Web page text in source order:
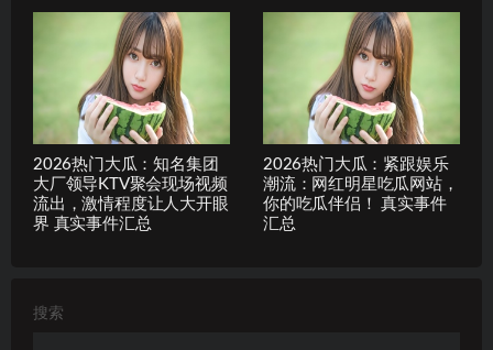
2026热门大瓜：知名集团
大厂领导KTV聚会现场视频
流出，激情程度让人大开眼
界 真实事件汇总
2026热门大瓜：紧跟娱乐
潮流：网红明星吃瓜网站，
你的吃瓜伴侣！ 真实事件
汇总
搜索